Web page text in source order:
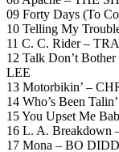
09 Forty Days (To
10 Telling My
11 C. C. Rider –
12 Talk Don’t
LEE
13 Motorbikin’ –
14 Who’s Been
15 You Upset Me
16 L. A.
17 Mona – BO